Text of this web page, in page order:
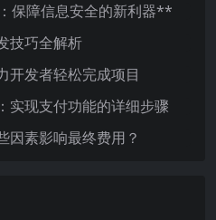
保障信息安全的新利器**
技巧全解析
开发者轻松完成项目
实现支付功能的详细步骤
因素影响最终费用？